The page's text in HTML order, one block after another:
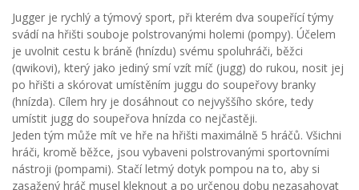
Jugger je rychlý a týmový sport, při kterém dva soupeřící týmy
svádí na hřišti souboje polstrovanými holemi (pompy). Účelem
je uvolnit cestu k bráně (hnízdu) svému spoluhráči, běžci
(qwikovi), který jako jediný smí vzít míč (jugg) do rukou, nosit jej
po hřišti a skórovat umístěním juggu do soupeřovy branky
(hnízda). Cílem hry je dosáhnout co nejvyššího skóre, tedy
umístit jugg do soupeřova hnízda co nejčastěji.
Jeden tým může mít ve hře na hřišti maximálně 5 hráčů. Všichni
hráči, kromě běžce, jsou vybaveni polstrovanými sportovními
nástroji (pompami). Stačí letmý dotyk pompou na to, aby si
zasažený hráč musel kleknout a po určenou dobu nezasahovat